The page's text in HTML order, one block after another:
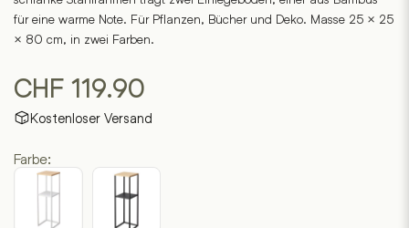
für eine warme Note. Für Pflanzen, Bücher und Deko. Masse 25 × 25
× 80 cm, in zwei Farben.
CHF 119.90
Kostenloser Versand
Farbe: